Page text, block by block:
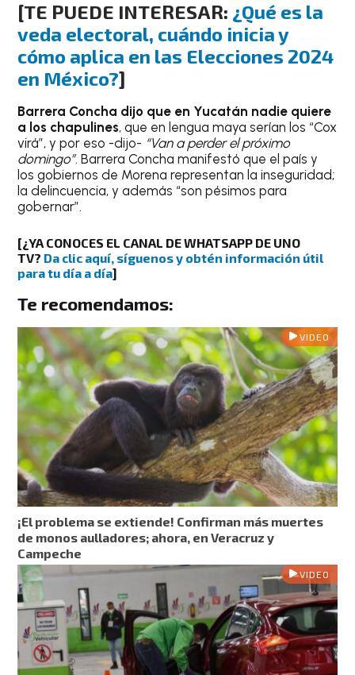
[TE PUEDE INTERESAR: ¿Qué es la
veda electoral, cuándo inicia y
cómo aplica en las Elecciones 2024
en México?]
Barrera Concha dijo que en Yucatán nadie quiere
a los chapulines, que en lengua maya serían los “Cox
virá”, y por eso -dijo- “Van a perder el próximo
domingo”. Barrera Concha manifestó que el país y
los gobiernos de Morena representan la inseguridad;
la delincuencia, y además “son pésimos para
gobernar”.
[¿YA CONOCES EL CANAL DE WHATSAPP DE UNO
TV? Da clic aquí, síguenos y obtén información útil
para tu día a día]
Te recomendamos:
VIDEO
¡El problema se extiende! Confirman más muertes
de monos aulladores; ahora, en Veracruz y
Campeche
VIDEO